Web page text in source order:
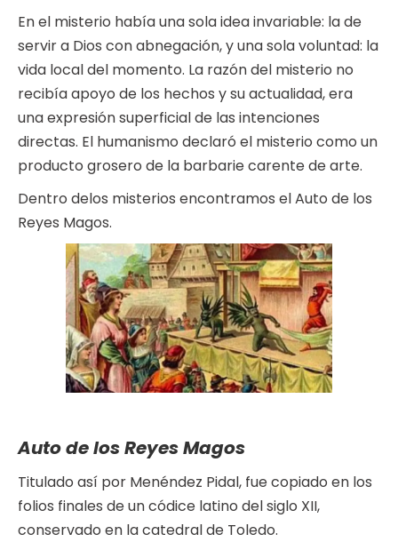
En el misterio había una sola idea invariable: la de
servir a Dios con abnegación, y una sola voluntad: la
vida local del momento. La razón del misterio no
recibía apoyo de los hechos y su actualidad, era
una expresión superficial de las intenciones
directas. El humanismo declaró el misterio como un
producto grosero de la barbarie carente de arte.
Dentro delos misterios encontramos el Auto de los
Reyes Magos.
Auto de los Reyes Magos
Titulado así por Menéndez Pidal, fue copiado en los
folios finales de un códice latino del siglo XII,
conservado en la catedral de Toledo.